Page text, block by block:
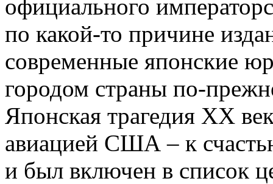
официального
по какой-то причине
современные японские
городом страны по-
Японская трагедия XX
авиацией США – к
и был включен в список